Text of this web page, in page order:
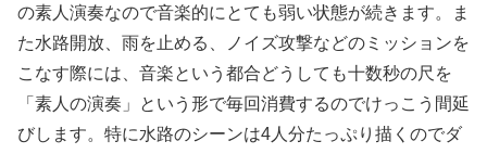
の素人演奏なので音楽的にとても弱い状態が続きます。ま
た水路開放、雨を止める、ノイズ攻撃などのミッションを
こなす際には、音楽という都合どうしても十数秒の尺を
「素人の演奏」という形で毎回消費するのでけっこう間延
びします。特に水路のシーンは4人分たっぷり描くのでダ